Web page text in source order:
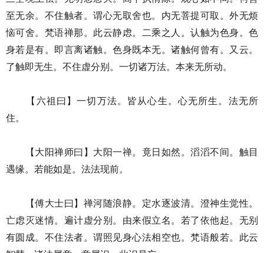
至无余。不住触者。谓心无取舍也。内无菩提可取。外无烦
恼可舍。梵语禅那。此云静虑。二乘之人。认触为色身。色
身若是有。即言离诸触。色身既本无。诸触何曾有。又云。
了触即无生。不住虚分别。一切诸万法。本来无所动。
【六祖曰】一切万法。皆从心生。心无所生。法无所
住。
【大阳禅师曰】大阳一禅。竟日如然。滔滔不间。触目
遇缘。若能如是。法法现前。
【傅大士曰】禅河随浪静。定水逐波清。澄神生觉性。
亡虑灭迷情。遍计虚分别。由来假立名。若了依他起。无别
有圆成。不住法者。谓照见身心法相空也。梵语般若。此云